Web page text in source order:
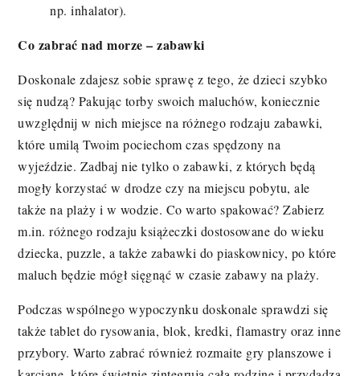
np. inhalator).
Co zabrać nad morze – zabawki
Doskonale zdajesz sobie sprawę z tego, że dzieci szybko
się nudzą? Pakując torby swoich maluchów, koniecznie
uwzględnij w nich miejsce na różnego rodzaju zabawki,
które umilą Twoim pociechom czas spędzony na
wyjeździe. Zadbaj nie tylko o zabawki, z których będą
mogły korzystać w drodze czy na miejscu pobytu, ale
także na plaży i w wodzie. Co warto spakować? Zabierz
m.in. różnego rodzaju książeczki dostosowane do wieku
dziecka, puzzle, a także zabawki do piaskownicy, po które
maluch będzie mógł sięgnąć w czasie zabawy na plaży.
Podczas wspólnego wypoczynku doskonale sprawdzi się
także tablet do rysowania, blok, kredki, flamastry oraz inne
przybory. Warto zabrać również rozmaite gry planszowe i